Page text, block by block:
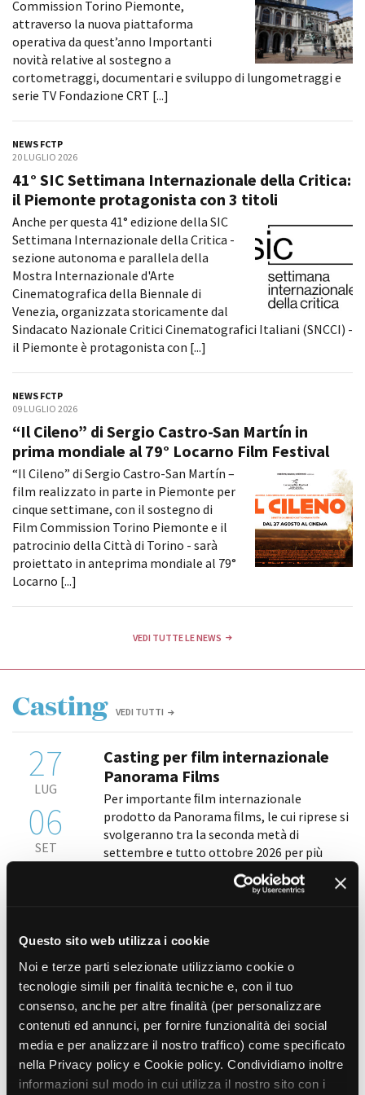
Questo sito web utilizza i cookie
Noi e terze parti selezionate utilizziamo cookie o
tecnologie simili per finalità tecniche e, con il tuo
consenso, anche per altre finalità (per personalizzare
contenuti ed annunci, per fornire funzionalità dei social
media e per analizzare il nostro traffico) come specificato
nella Privacy policy e Cookie policy. Condividiamo inoltre
informazioni sul modo in cui utilizza il nostro sito con i
Short Film Fund
PRODUCTION GUIDE
Società di produzione
Strutture di servizio
Beginners
LOCATION GUIDE
FILM DATABASE
BOOK DATABASE
NEWS
CASTING
Torino Film Festival
David di Donatello
Nastri d’Argento
Premio Solinas
Newsletter
Lavora con noi
Stage - Tirocini - Scuola e
Lavoro
Elenco Operatori Economici
per affidamento lavori in
Amministrazione trasparente
Bandi e gare
Contatti
Privacy
Cookie policy
Whistleblowing
Credits
Commission Torino Piemonte,
attraverso la nuova piattaforma
operativa da quest’anno Importanti
novità relative al sostegno a
cortometraggi, documentari e sviluppo di lungometraggi e
serie TV Fondazione CRT [...]
NEWS FCTP
20 LUGLIO 2026
41° SIC Settimana Internazionale della Critica:
il Piemonte protagonista con 3 titoli
Anche per questa 41° edizione della SIC
Settimana Internazionale della Critica -
sezione autonoma e parallela della
Mostra Internazionale d'Arte
Cinematografica della Biennale di
Venezia, organizzata storicamente dal
Sindacato Nazionale Critici Cinematografici Italiani (SNCCI) -
il Piemonte è protagonista con [...]
NEWS FCTP
09 LUGLIO 2026
“Il Cileno” di Sergio Castro-San Martín in
prima mondiale al 79° Locarno Film Festival
“Il Cileno” di Sergio Castro-San Martín –
film realizzato in parte in Piemonte per
cinque settimane, con il sostegno di
Film Commission Torino Piemonte e il
patrocinio della Città di Torino - sarà
proiettato in anteprima mondiale al 79°
Locarno [...]
VEDI TUTTE LE NEWS
Casting VEDI TUTTI
27
LUG
06
SET
Casting per film internazionale
Panorama Films
Per importante ﬁlm internazionale
prodotto da Panorama ﬁlms, le cui riprese si
svolgeranno tra la seconda metà di
settembre e tutto ottobre 2026 per più
giornate di lavoro, la produzione è alla
ricerca, nel ruolo di ﬁgurazioni speciali, di
27
LUG
31
AGO
Casting per lungometraggio
indipendente
Per la realizzazione di un lungometraggio
diretto da Andrea Icardi, la società di
produzione La Mia Strada s.r.l è alla ricerca
delle seguenti comparse: • uomini e donne di
età compresa tra i 18 e i 75 anni • minori di
età [...]